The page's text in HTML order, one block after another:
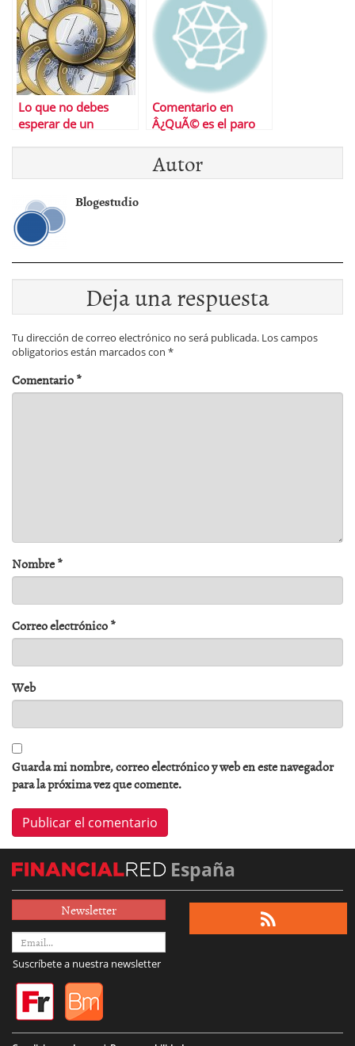
Lo que no debes
esperar de un
Comentario en
Â¿QuÃ© es el paro
por ISABEL
Autor
Blogestudio
Deja una respuesta
Tu dirección de correo electrónico no será publicada. Los campos
obligatorios están marcados con *
Comentario*
Nombre*
Correo electrónico*
Web
Guarda mi nombre, correo electrónico y web en este navegador
para la próxima vez que comente.
España
Newsletter
Suscríbete a nuestra newsletter